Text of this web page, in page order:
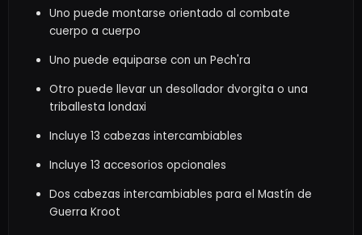
Uno puede montarse orientado al combate
cuerpo a cuerpo
Uno puede equiparse con un Pech'ra
Otro puede llevar un desollador dvorgita o una
triballesta londaxi
Incluye 13 cabezas intercambiables
Incluye 13 accesorios opcionales
Dos cabezas intercambiables para el Mastín de
Guerra Kroot